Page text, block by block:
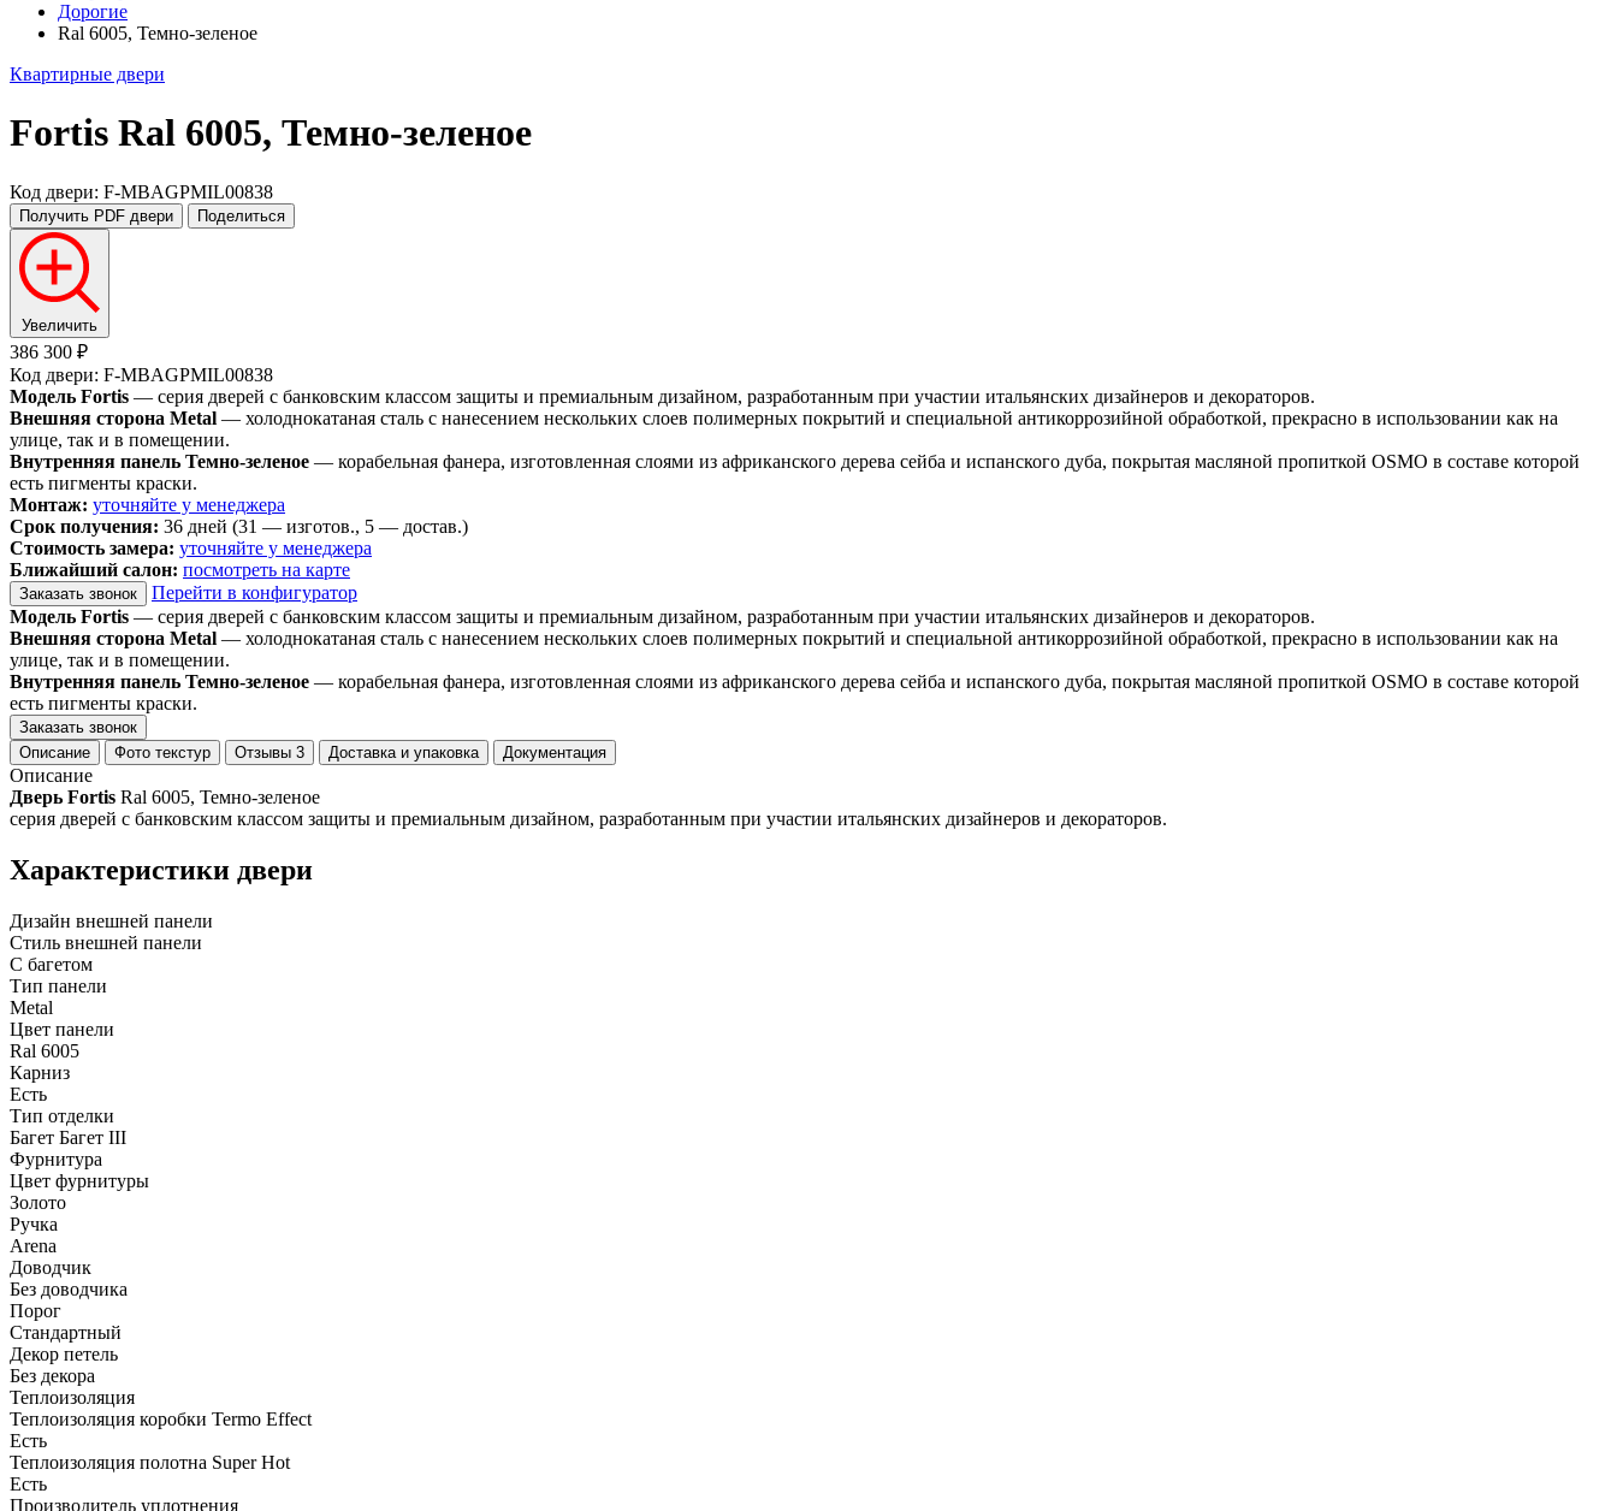
Дорогие
Ral 6005, Темно-зеленое
Квартирные двери
Fortis Ral 6005, Темно-зеленое
Код двери: F-MBAGPMIL00838
Получить PDF двери Поделиться
Увеличить
386 300 ₽
Код двери: F-MBAGPMIL00838
Модель Fortis — серия дверей с банковским классом защиты и премиальным дизайном, разработанным при участии итальянских дизайнеров и декораторов.
Внешняя сторона Metal — холоднокатаная сталь с нанесением нескольких слоев полимерных покрытий и специальной антикоррозийной обработкой, прекрасно в использовании как на
улице, так и в помещении.
Внутренняя панель Темно-зеленое — корабельная фанера, изготовленная слоями из африканского дерева сейба и испанского дуба, покрытая масляной пропиткой OSMO в составе которой
есть пигменты краски.
Монтаж: уточняйте у менеджера
Срок получения: 36 дней (31 — изготов., 5 — достав.)
Стоимость замера: уточняйте у менеджера
Ближайший салон: посмотреть на карте
Заказать звонок
Перейти в конфигуратор
Модель Fortis — серия дверей с банковским классом защиты и премиальным дизайном, разработанным при участии итальянских дизайнеров и декораторов.
Внешняя сторона Metal — холоднокатаная сталь с нанесением нескольких слоев полимерных покрытий и специальной антикоррозийной обработкой, прекрасно в использовании как на
улице, так и в помещении.
Внутренняя панель Темно-зеленое — корабельная фанера, изготовленная слоями из африканского дерева сейба и испанского дуба, покрытая масляной пропиткой OSMO в составе которой
есть пигменты краски.
Заказать звонок
Описание
Фото текстур Отзывы 3 Доставка и упаковка Документация
Описание
Дверь Fortis Ral 6005, Темно-зеленое
серия дверей с банковским классом защиты и премиальным дизайном, разработанным при участии итальянских дизайнеров и декораторов.
Характеристики двери
Дизайн внешней панели
Стиль внешней панели
С багетом
Тип панели
Metal
Цвет панели
Ral 6005
Карниз
Есть
Тип отделки
Багет Багет III
Фурнитура
Цвет фурнитуры
Золото
Ручка
Arena
Доводчик
Без доводчика
Порог
Стандартный
Декор петель
Без декора
Теплоизоляция
Теплоизоляция коробки Termo Effect
Есть
Теплоизоляция полотна Super Нot
Есть
Производитель уплотнения